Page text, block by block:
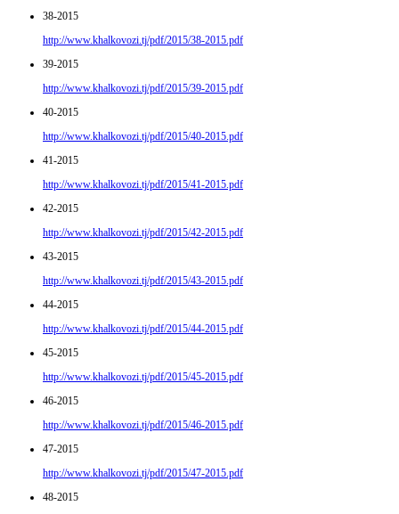
38-2015
http://www.khalkovozi.tj/pdf/2015/38-2015.pdf
39-2015
http://www.khalkovozi.tj/pdf/2015/39-2015.pdf
40-2015
http://www.khalkovozi.tj/pdf/2015/40-2015.pdf
41-2015
http://www.khalkovozi.tj/pdf/2015/41-2015.pdf
42-2015
http://www.khalkovozi.tj/pdf/2015/42-2015.pdf
43-2015
http://www.khalkovozi.tj/pdf/2015/43-2015.pdf
44-2015
http://www.khalkovozi.tj/pdf/2015/44-2015.pdf
45-2015
http://www.khalkovozi.tj/pdf/2015/45-2015.pdf
46-2015
http://www.khalkovozi.tj/pdf/2015/46-2015.pdf
47-2015
http://www.khalkovozi.tj/pdf/2015/47-2015.pdf
48-2015